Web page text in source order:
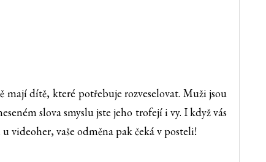
dítě, které potřebuje rozveselovat. Muži jsou
slova smyslu jste jeho trofejí i vy. I když vás
videoher, vaše odměna pak čeká v posteli!